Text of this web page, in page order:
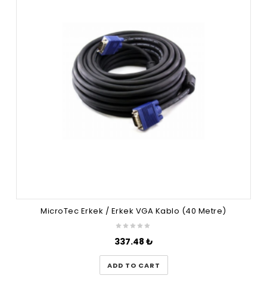
MicroTec Erkek / Erkek VGA Kablo (40 Metre)
337.48 ₺
ADD TO CART